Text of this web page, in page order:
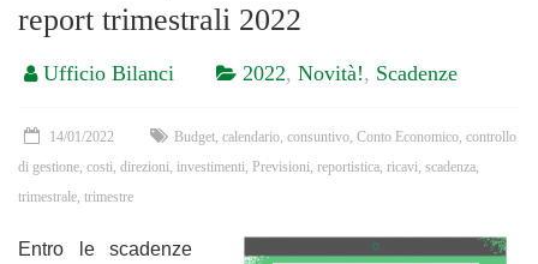
report trimestrali 2022
Ufficio Bilanci 2022, Novità!, Scadenze
14/01/2022 Budget calendario consuntivo Conto Economico controllo
di gestione costi direzioni investimenti Previsioni reportistica ricavi scadenza
trimestrale trimestre
Entro le scadenze